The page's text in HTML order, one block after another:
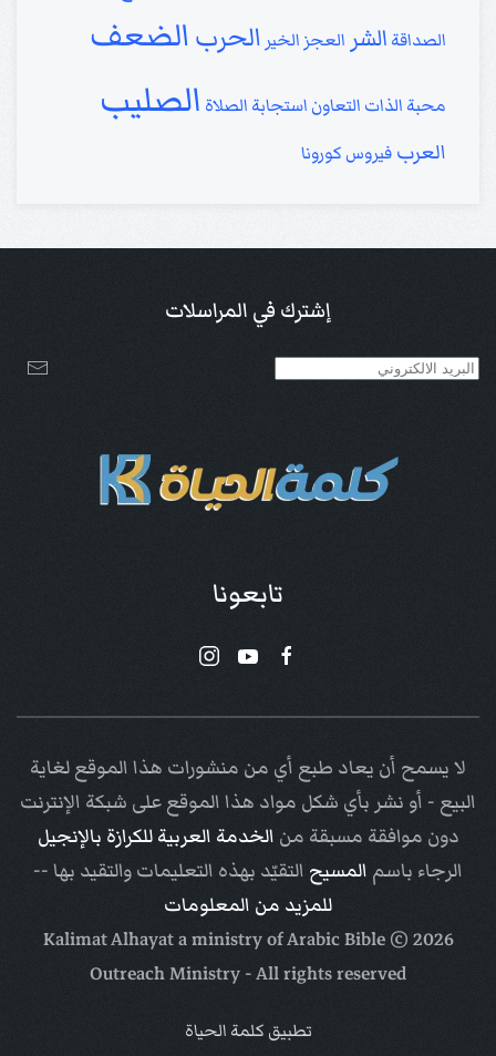
الصداقة الشر العجز الخير الحرب الضعف
محبة الذات التعاون استجابة الصلاة الصليب
العرب فيروس كورونا
إشترك في المراسلات
تابعونا
لا يسمح أن يعاد طبع أي من منشورات هذا الموقع لغاية
البيع - أو نشر بأي شكل مواد هذا الموقع على شبكة الإنترنت
دون موافقة مسبقة من الخدمة العربية للكرازة بالإنجيل
الرجاء باسم المسيح التقيّد بهذه التعليمات والتقيد بها --
للمزيد من المعلومات
2026
© Kalimat Alhayat a ministry of
Arabic Bible
Outreach Ministry- All rights reserved
تطبيق كلمة الحياة